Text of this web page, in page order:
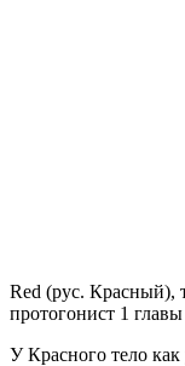
Red (рус. Красный),
протогонист 1
У Красного тело